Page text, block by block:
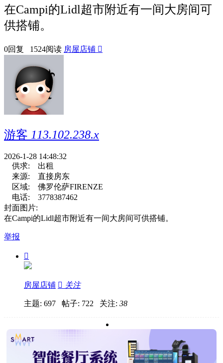
在Campi的Lidl超市附近有一间大房间可
供搭铺。
0回复 1524阅读 房屋店铺 
游客 113.102.238.x
2026-1-28 14:48:32
供求:
出租
来源:
直接房东
区域:
佛罗伦萨FIRENZE
电话:
3778387462
封面图片:
在Campi的Lidl超市附近有一间大房间可供搭铺。
举报

房屋店铺  关注
主题: 697 帖子: 722 关注: 38